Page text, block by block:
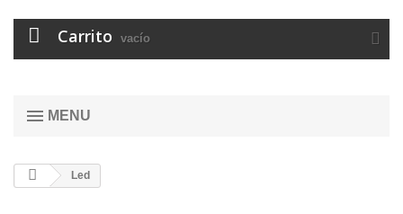
Carrito vacío
MENU
Led